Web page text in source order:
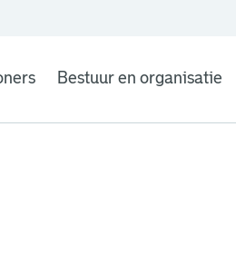
Bestuur en organisatie